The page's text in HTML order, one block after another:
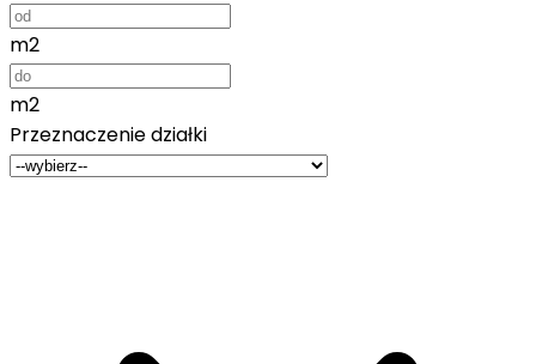
m2
m2
Przeznaczenie działki